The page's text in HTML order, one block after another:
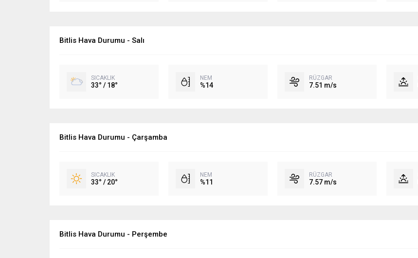
Bitlis Hava Durumu - Salı
SICAKLIK
33° / 18°
NEM
%14
RÜZGAR
7.51 m/s
Bitlis Hava Durumu - Çarşamba
SICAKLIK
33° / 20°
NEM
%11
RÜZGAR
7.57 m/s
Bitlis Hava Durumu - Perşembe